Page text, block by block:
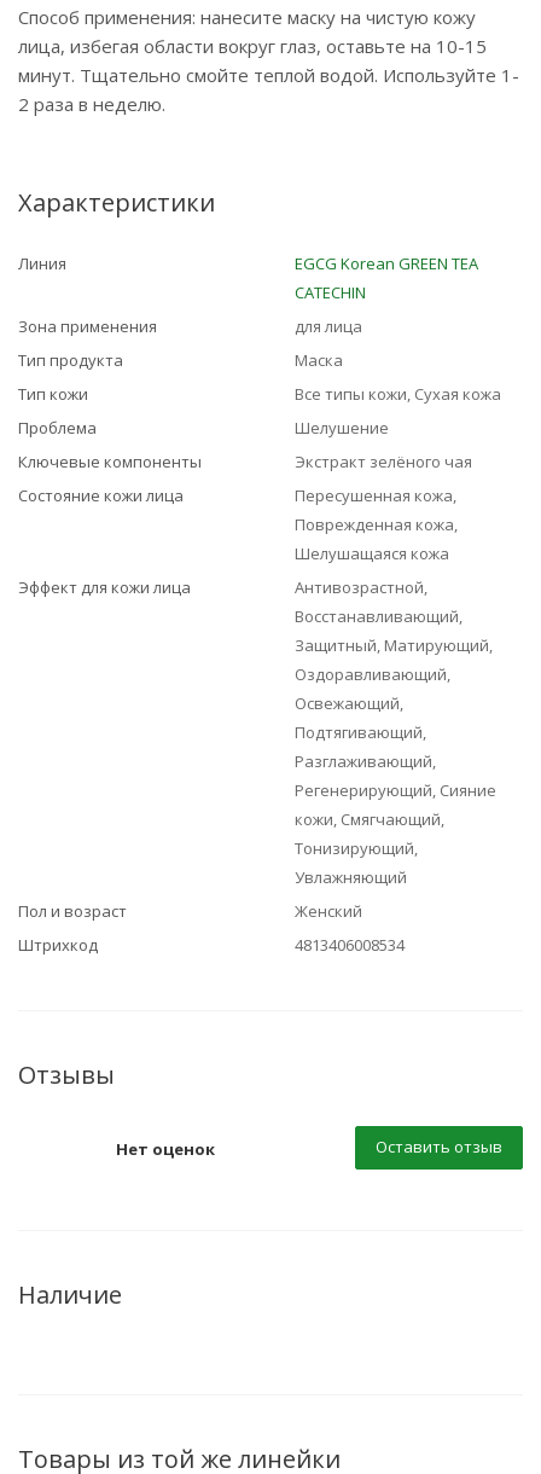
Способ применения: нанесите маску на чистую кожу
лица, избегая области вокруг глаз, оставьте на 10-15
минут. Тщательно смойте теплой водой. Используйте 1-
2 раза в неделю.
Характеристики
Линия
EGCG Korean GREEN TEA
CATECHIN
Зона применения
для лица
Тип продукта
Маска
Тип кожи
Все типы кожи, Сухая кожа
Проблема
Шелушение
Ключевые компоненты
Экстракт зелёного чая
Состояние кожи лица
Пересушенная кожа,
Поврежденная кожа,
Шелушащаяся кожа
Эффект для кожи лица
Антивозрастной,
Восстанавливающий,
Защитный, Матирующий,
Оздоравливающий,
Освежающий,
Подтягивающий,
Разглаживающий,
Регенерирующий, Сияние
кожи, Смягчающий,
Тонизирующий,
Увлажняющий
Пол и возраст
Женский
Штрихкод
4813406008534
Отзывы
Нет оценок Оставить отзыв
Наличие
Товары из той же линейки